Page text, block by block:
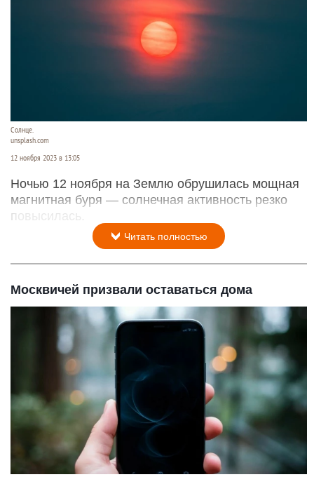
Солнце.
unsplash.com
12 ноября 2023 в 13:05
Ночью 12 ноября на Землю обрушилась мощная
магнитная буря — солнечная активность резко
повысилась.
Читать полностью
Москвичей призвали оставаться дома